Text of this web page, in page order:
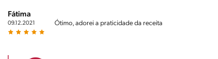
Fátima
09.12.2021 Ótimo, adorei a praticidade da receita